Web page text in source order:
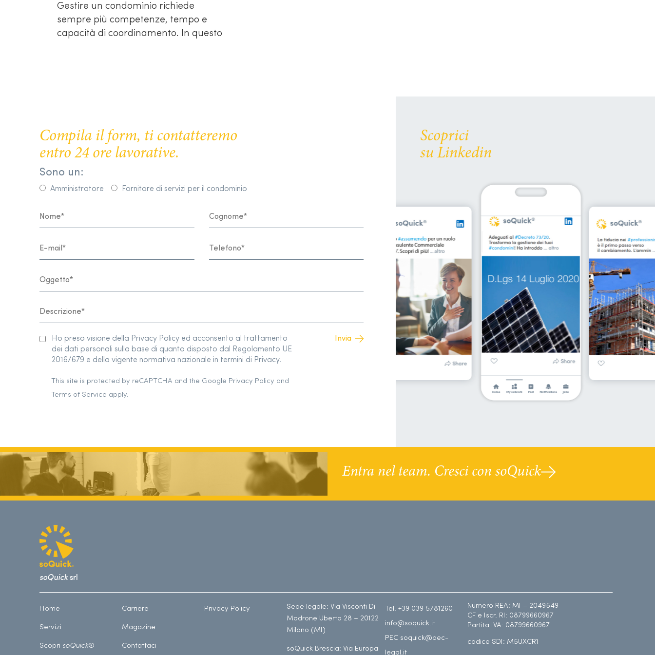
Gestire un condominio richiede
sempre più competenze, tempo e
capacità di coordinamento. In questo
Compila il form, ti contatteremo
entro 24 ore lavorative.
Sono un:
Amministratore Fornitore di servizi per il condominio
Ho preso visione della Privacy Policy ed acconsento al trattamento
dei dati personali sulla base di quanto disposto dal Regolamento UE
2016/679 e della vigente normativa nazionale in termini di Privacy.
This site is protected by reCAPTCHA and the Google Privacy Policy and
Terms of Service apply.
Scoprici
su Linkedin
Entra nel team. Cresci con soQuick
soQuicksrl
Home
Servizi
Scopri soQuick®
Carriere
Magazine
Contattaci
Privacy Policy
Sede legale: Via Visconti Di
Modrone Uberto 28 – 20122
Milano (MI)
soQuick Brescia: Via Europa
Tel. +39 039 5781260
info@soquick.it
PEC soquick@pec-
legal.it
Numero REA: MI – 2049549
CF e Iscr. RI: 08799660967
Partita IVA: 08799660967
codice SDI: M5UXCR1